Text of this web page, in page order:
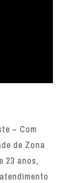
– Com
de Zona
23 anos,